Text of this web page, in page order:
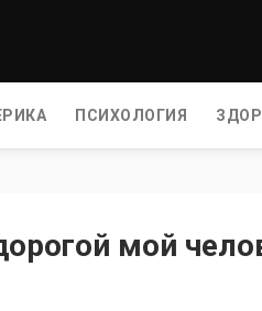
ПСИХОЛОГИЯ
мой